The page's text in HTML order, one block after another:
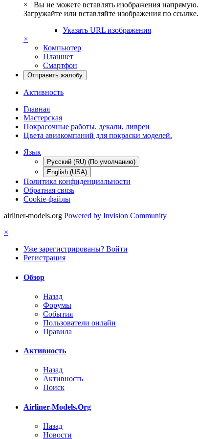
×
Вы не можете вставлять изображения напрямую.
Загружайте или вставляйте изображения по ссылке.
Указать URL изображения
×
Компьютер
Планшет
Смартфон
Отправить жалобу
Активность
Главная
Мастерская
Покрасочные работы, декали, ливреи
Цвета авиакомпаний для покраски моделей.
Язык
Русский (RU) (По умолчанию)
English (USA)
Политика конфиденциальности
Обратная связь
Cookie-файлы
airliner-models.org Powered by Invision Community
×
Уже зарегистрированы? Войти
Регистрация
Обзор
Назад
Форумы
События
Пользователи онлайн
Правила
Активность
Назад
Активность
Поиск
Airliner-Models.Org
Назад
Новости